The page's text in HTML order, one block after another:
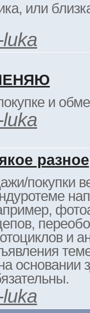
или
и
разное
покупки
и
основании